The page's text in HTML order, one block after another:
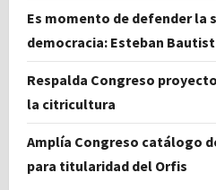
Es momento de defender la
democracia: Esteban
Respalda Congreso
la citricultura
Amplía Congreso catálogo
para titularidad del Orfis